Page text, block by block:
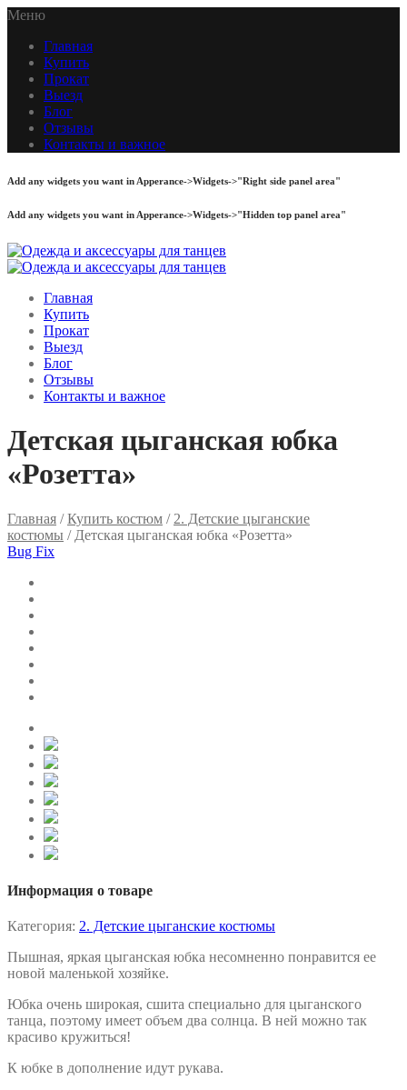
Меню
Главная
Купить
Прокат
Выезд
Блог
Отзывы
Контакты и важное
Add any widgets you want in Apperance->Widgets->"Right side panel area"
Add any widgets you want in Apperance->Widgets->"Hidden top panel area"
Главная
Купить
Прокат
Выезд
Блог
Отзывы
Контакты и важное
Детская цыганская юбка
«Розетта»
Главная /Купить костюм / 2. Детские цыганские
костюмы / Детская цыганская юбка «Розетта»
Bug Fix
Информация о товаре
Категория: 2. Детские цыганские костюмы
Пышная, яркая цыганская юбка несомненно понравится ее
новой маленькой хозяйке.
Юбка очень широкая, сшита специально для цыганского
танца, поэтому имеет объем два солнца. В ней можно так
красиво кружиться!
К юбке в дополнение идут рукава.